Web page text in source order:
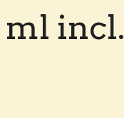
ml incl.